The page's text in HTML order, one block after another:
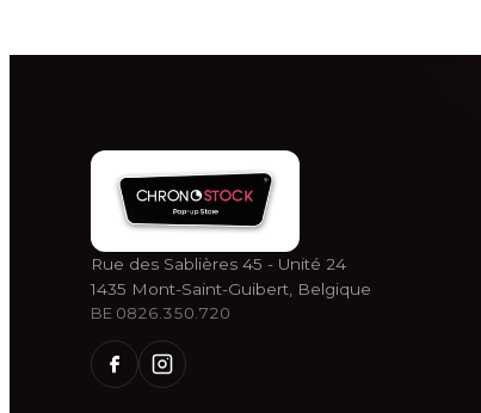
Rue des Sablières 45 - Unité 24
1435 Mont-Saint-Guibert, Belgique
BE 0826.350.720